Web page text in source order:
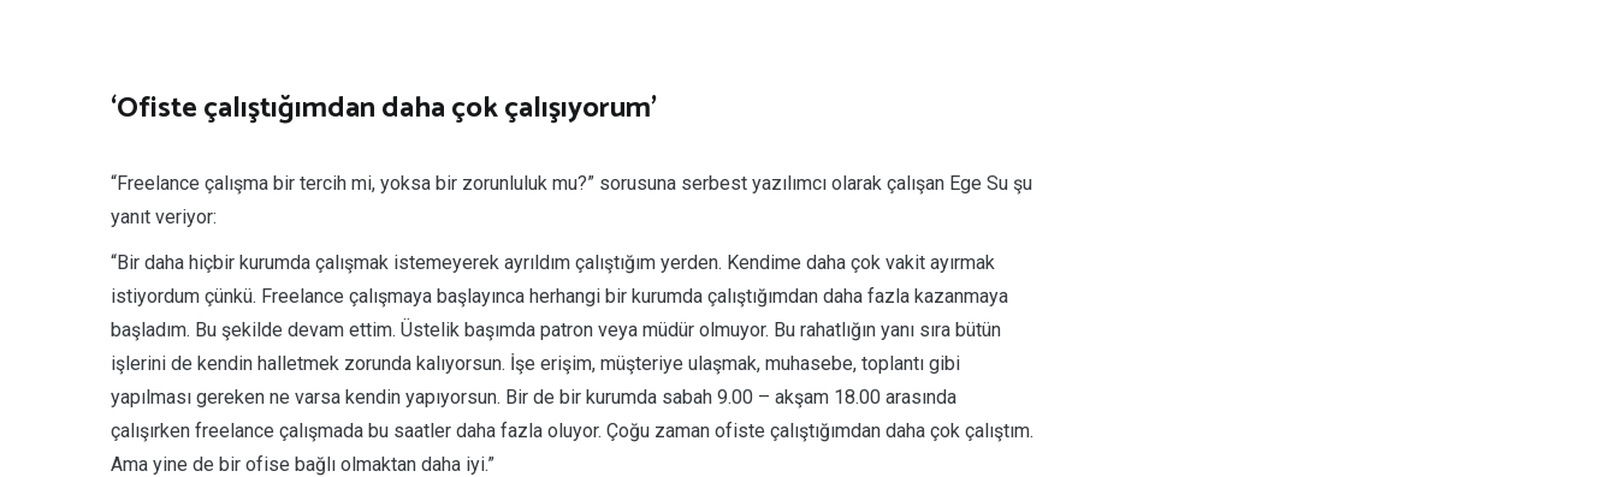
‘Ofiste çalıştığımdan daha çok çalışıyorum’
“Freelance çalışma bir tercih mi, yoksa bir zorunluluk mu?” sorusuna serbest yazılımcı olarak çalışan Ege Su şu
yanıt veriyor:
“Bir daha hiçbir kurumda çalışmak istemeyerek ayrıldım çalıştığım yerden. Kendime daha çok vakit ayırmak
istiyordum çünkü. Freelance çalışmaya başlayınca herhangi bir kurumda çalıştığımdan daha fazla kazanmaya
başladım. Bu şekilde devam ettim. Üstelik başımda patron veya müdür olmuyor. Bu rahatlığın yanı sıra bütün
işlerini de kendin halletmek zorunda kalıyorsun. İşe erişim, müşteriye ulaşmak, muhasebe, toplantı gibi
yapılması gereken ne varsa kendin yapıyorsun. Bir de bir kurumda sabah 9.00 – akşam 18.00 arasında
çalışırken freelance çalışmada bu saatler daha fazla oluyor. Çoğu zaman ofiste çalıştığımdan daha çok çalıştım.
Ama yine de bir ofise bağlı olmaktan daha iyi.”